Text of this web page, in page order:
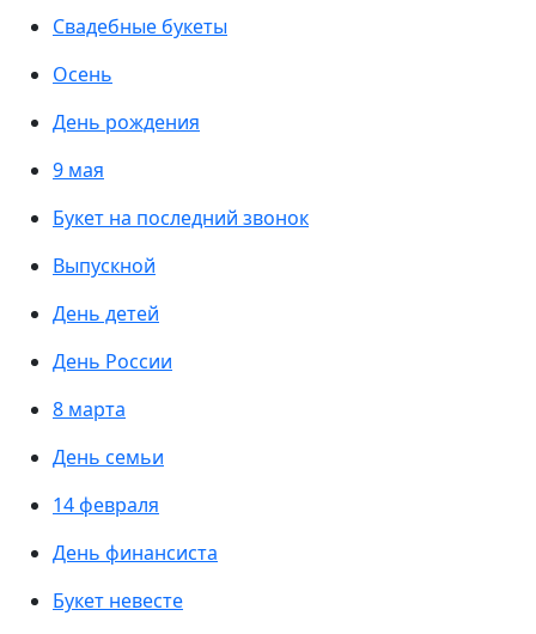
Свадебные букеты
Осень
День рождения
9 мая
Букет на последний звонок
Выпускной
День детей
День России
8 марта
День семьи
14 февраля
День финансиста
Букет невесте